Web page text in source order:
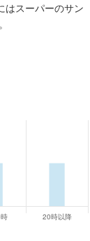
はスーパーのサン